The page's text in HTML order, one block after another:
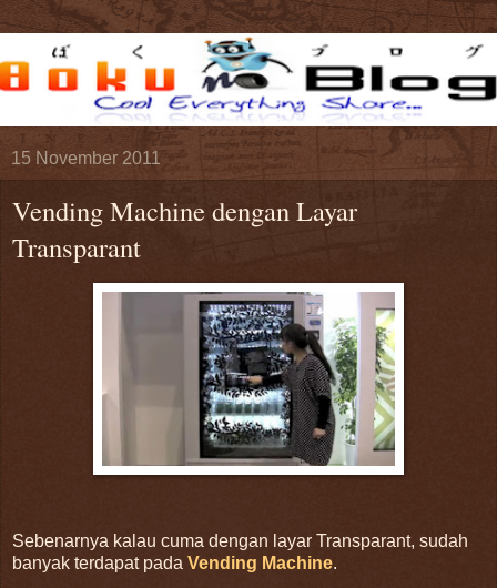
15 November 2011
Vending Machine dengan Layar
Transparant
Sebenarnya kalau cuma dengan layar Transparant, sudah
banyak terdapat pada Vending Machine.